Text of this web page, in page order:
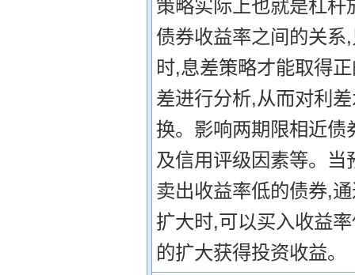
策略实际上也就是杠
债券收益率之间的关
时,息差策略才能取得
差进行分析,从而对利
换。影响两期限相近
及信用评级因素等。
卖出收益率低的债券,
扩大时,可以买入收益
的扩大获得投资收益。